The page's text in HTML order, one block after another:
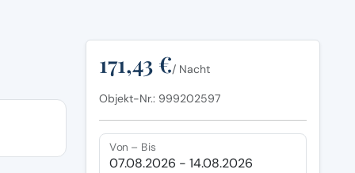
171,43 €/ Nacht
Objekt-Nr.: 999202597
Von – Bis